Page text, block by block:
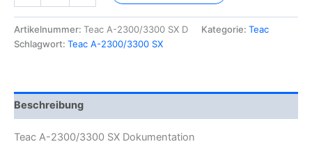
SX
Dokumentation
Artikelnummer: Teac A-2300/3300 SX D Kategorie: Teac
Schlagwort: Teac A-2300/3300 SX
Beschreibung
Teac A-2300/3300 SX Dokumentation